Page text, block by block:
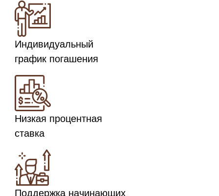
Индивидуальный
график погашения
Низкая процентная
ставка
Поддержка начинающих